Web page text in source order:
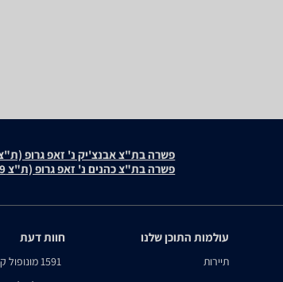
פשרה בת"צ אבנצ'יק נ' זאפ גרופ (ת"צ 23008-08-
פשרה בת"צ כהנים נ' זאפ גרופ (ת"צ 60371-12-19)
עולמות התוכן שלנו
תיירות
חוות דעת
1591 מונופול קלאסי 2010